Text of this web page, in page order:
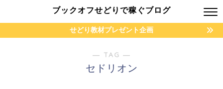
ブックオフせどりで稼ぐブログ
せどり教材プレゼント企画
― TAG ―
セドリオン